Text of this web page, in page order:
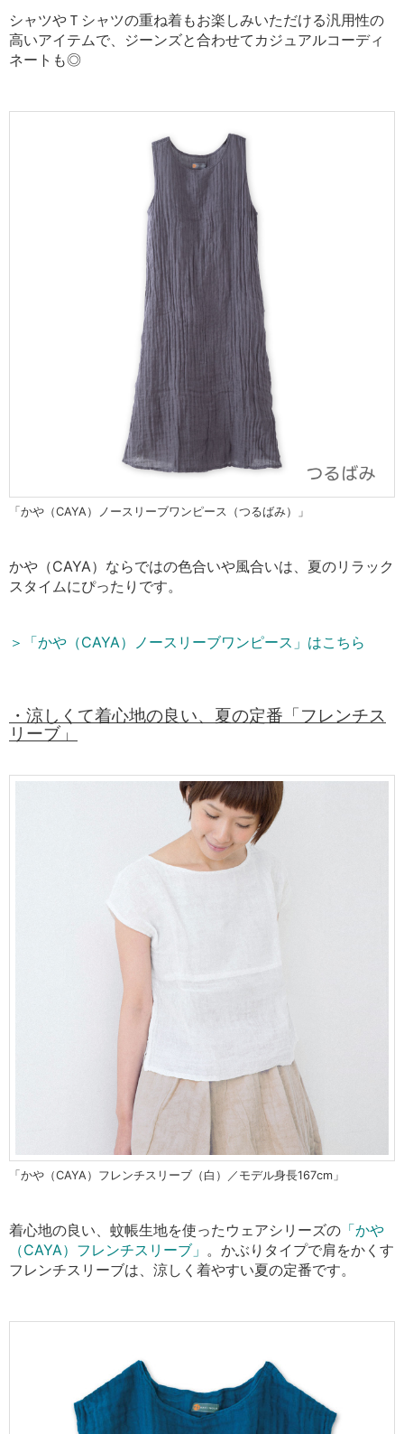
シャツやＴシャツの重ね着もお楽しみいただける汎用性の
高いアイテムで、ジーンズと合わせて カジュアルコーディ
ネートも◎
「かや（CAYA）ノースリーブワンピース（つるばみ）」
かや（CAYA）ならではの色合いや風合いは、 夏のリラック
スタイムにぴったりです。
＞「かや（CAYA）ノースリーブワンピース」はこちら
・涼しくて着心地の良い、 夏の定番「フレンチス
リーブ」
「かや（CAYA）フレンチスリーブ（白）／モデル身長167cm」
着心地の良い、蚊帳生地を使ったウェアシリーズの 「かや
（CAYA）フレンチスリーブ」 。かぶりタイプで肩をかくす
フレンチスリーブは、涼しく着やすい夏の定番です。